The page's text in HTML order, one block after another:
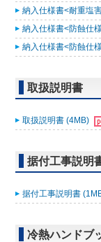
納入仕様書<耐重塩
納入仕様書<防蝕仕
納入仕様書<防蝕仕
取扱説明書
取扱説明書 (4MB)
据付工事説明
据付工事説明書
冷熱ハンドブ